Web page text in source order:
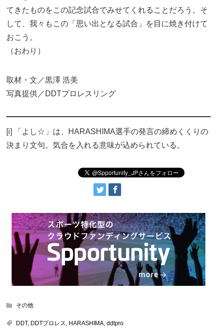
てきたものをこの記念試合でみせてくれることだろう。そ
して、我々もこの「思い出となる試合」を目に焼き付けて
おこう。
（おわり）
取材・文／黒澤 浩美
写真提供／DDTプロレスリング
[i] 「よし☆」は、HARASHIMA選手の発言の締めくくりの
決まり文句。気合を入れる意味が込められている。
その他
DDT, DDTプロレス, HARASHIMA,ddtpro